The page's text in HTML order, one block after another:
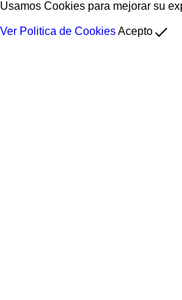
Usamos Cookies para mejorar su
Ver Politica de CookiesAceptodone